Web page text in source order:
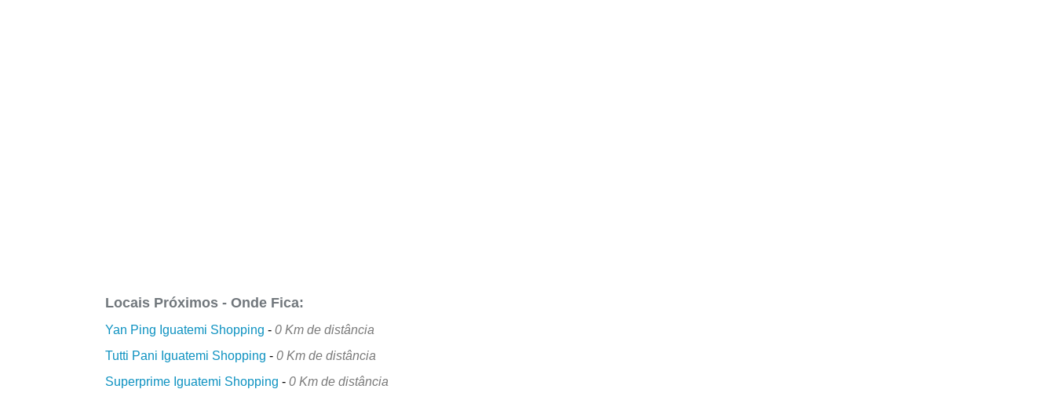
Locais Próximos - Onde Fica:
Yan Ping Iguatemi Shopping -0 Km de distância
Tutti Pani Iguatemi Shopping -0 Km de distância
Superprime Iguatemi Shopping -0 Km de distância